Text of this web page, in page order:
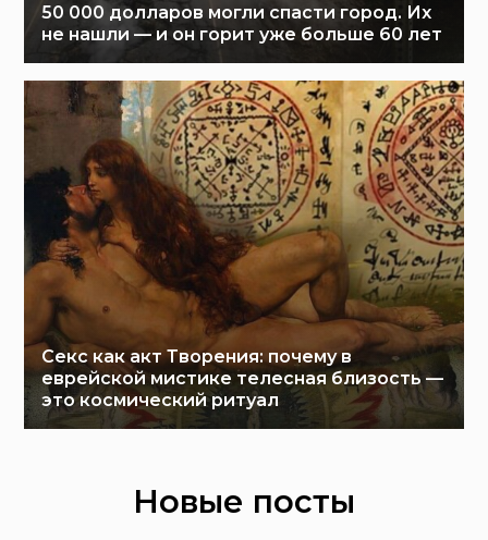
50 000 долларов могли спасти город. Их
не нашли — и он горит уже больше 60 лет
Секс как акт Творения: почему в
еврейской мистике телесная близость —
это космический ритуал
Новые посты